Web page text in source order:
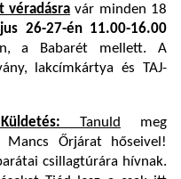
véradásra vár minden 18
26-27-én 11.00-16.00
a Babarét mellett. A
lakcímkártya és TAJ-
Tanuld
meg
Mancs Őrjárat hőseivel!
csillagtúrára hívnak.